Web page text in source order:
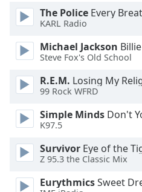
dialog
window.
Escape
cancel
and
close
Text
Color
The Police Every
KARL Radio
Michael Jackson
Steve Fox's Old School
R.E.M. Losing My
99 Rock WFRD
Simple Minds Don't
K97.5
Survivor Eye of the
Z 95.3 the Classic Mix
EurythmicsSweet